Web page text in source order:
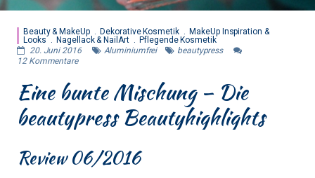
Beauty & MakeUp Dekorative Kosmetik
MakeUp Inspiration &
Looks
Nagellack & NailArt
Pflegende Kosmetik
20. Juni 2016
Aluminiumfrei
beautypress
12 Kommentare
Eine bunte Mischung – Die
beautypress Beautyhighlights
Review 06/2016